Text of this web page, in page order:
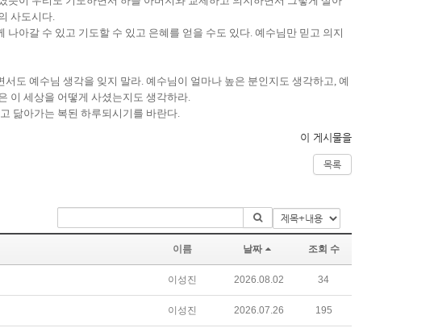
사도시다.
아갈 수 있고 기도할 수 있고 은혜를 얻을 수도 있다. 예수님만 믿고 의지
도 예수님 생각을 잊지 말라. 예수님이 얼마나 높은 분인지도 생각하고, 예
이 세상을 어떻게 사셨는지도 생각하라.
닮아가는 복된 하루되시기를 바란다.
이 게시물을
목록
이름 날짜 조회 수
이성진 2026.08.02 34
이성진 2026.07.26 195